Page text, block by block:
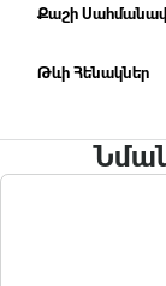
Քաշի
Թևի Հենակներ